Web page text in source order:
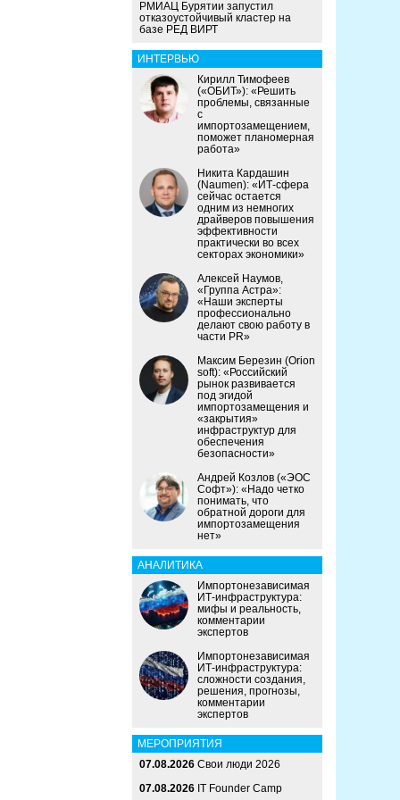
РМИАЦ Бурятии запустил
отказоустойчивый кластер на
базе РЕД ВИРТ
ИНТЕРВЬЮ
Кирилл Тимофеев
(«ОБИТ»): «Решить
проблемы, связанные
с
импортозамещением,
поможет планомерная
работа»
Никита Кардашин
(Naumen): «ИТ-сфера
сейчас остается
одним из немногих
драйверов повышения
эффективности
практически во всех
секторах экономики»
Алексей Наумов,
«Группа Астра»:
«Наши эксперты
профессионально
делают свою работу в
части PR»
Максим Березин (Orion
soft): «Российский
рынок развивается
под эгидой
импортозамещения и
«закрытия»
инфраструктур для
обеспечения
безопасности»
Андрей Козлов («ЭОС
Софт»): «Надо четко
понимать, что
обратной дороги для
импортозамещения
нет»
АНАЛИТИКА
Импортонезависимая
ИТ-инфраструктура:
мифы и реальность,
комментарии
экспертов
Импортонезависимая
ИТ-инфраструктура:
сложности создания,
решения, прогнозы,
комментарии
экспертов
МЕРОПРИЯТИЯ
07.08.2026 Свои люди 2026
07.08.2026 IT Founder Camp